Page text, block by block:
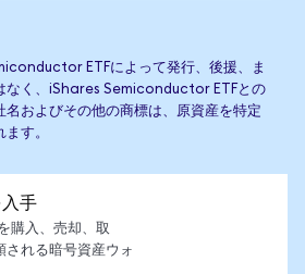
ETFによって発行、後援、ま
なく、iShares Semiconductor ETFとの
名およびその他の商標は、原資産を特定
す。
手
購入、売却、取
される暗号資産ウォ